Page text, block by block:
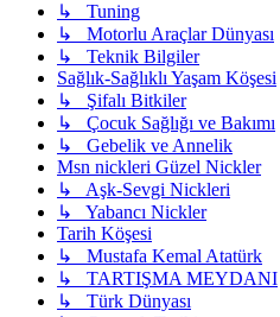
↳ Tuning
↳ Motorlu Araçlar Dünyası
↳ Teknik Bilgiler
Sağlık-Sağlıklı Yaşam Köşesi
↳ Şifalı Bitkiler
↳ Çocuk Sağlığı ve Bakımı
↳ Gebelik ve Annelik
Msn nickleri Güzel Nickler
↳ Aşk-Sevgi Nickleri
↳ Yabancı Nickler
Tarih Köşesi
↳ Mustafa Kemal Atatürk
↳ TARTIŞMA MEYDANI
↳ Türk Dünyası